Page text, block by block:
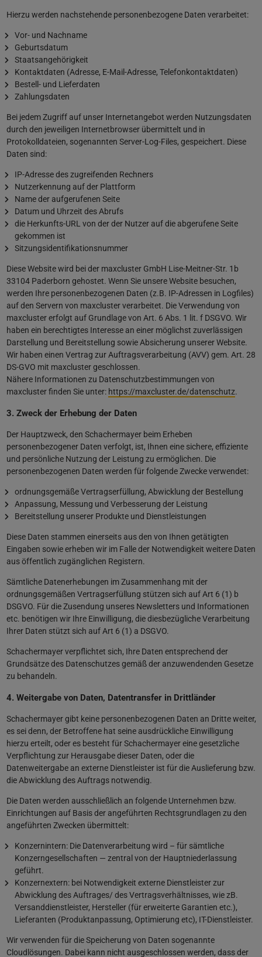
Hierzu werden nachstehende personenbezogene Daten verarbeitet:
Vor- und Nachname
Geburtsdatum
Staatsangehörigkeit
Kontaktdaten (Adresse, E-Mail-Adresse, Telefonkontaktdaten)
Bestell- und Lieferdaten
Zahlungsdaten
Bei jedem Zugriff auf unser Internetangebot werden Nutzungsdaten
durch den jeweiligen Internetbrowser übermittelt und in
Protokolldateien, sogenannten Server-Log-Files, gespeichert. Diese
Daten sind:
IP-Adresse des zugreifenden Rechners
Nutzerkennung auf der Plattform
Name der aufgerufenen Seite
Datum und Uhrzeit des Abrufs
die Herkunfts-URL von der der Nutzer auf die abgerufene Seite
gekommen ist
Sitzungsidentifikationsnummer
Diese Website wird bei der maxcluster GmbH Lise-Meitner-Str. 1b
33104 Paderborn gehostet. Wenn Sie unsere Website besuchen,
werden Ihre personenbezogenen Daten (z.B. IP-Adressen in Logfiles)
auf den Servern von maxcluster verarbeitet. Die Verwendung von
maxcluster erfolgt auf Grundlage von Art. 6 Abs. 1 lit. f DSGVO. Wir
haben ein berechtigtes Interesse an einer möglichst zuverlässigen
Darstellung und Bereitstellung sowie Absicherung unserer Website.
Wir haben einen Vertrag zur Auftragsverarbeitung (AVV) gem. Art. 28
DS-GVO mit maxcluster geschlossen.
Nähere Informationen zu Datenschutzbestimmungen von
maxcluster finden Sie unter: https://maxcluster.de/datenschutz.
3. Zweck der Erhebung der Daten
Der Hauptzweck, den Schachermayer beim Erheben
personenbezogener Daten verfolgt, ist, Ihnen eine sichere, effiziente
und persönliche Nutzung der Leistung zu ermöglichen. Die
personenbezogenen Daten werden für folgende Zwecke verwendet:
ordnungsgemäße Vertragserfüllung, Abwicklung der Bestellung
Anpassung, Messung und Verbesserung der Leistung
Bereitstellung unserer Produkte und Dienstleistungen
Diese Daten stammen einerseits aus den von Ihnen getätigten
Eingaben sowie erheben wir im Falle der Notwendigkeit weitere Daten
aus öffentlich zugänglichen Registern.
Sämtliche Datenerhebungen im Zusammenhang mit der
ordnungsgemäßen Vertragserfüllung stützen sich auf Art 6 (1) b
DSGVO. Für die Zusendung unseres Newsletters und Informationen
etc. benötigen wir Ihre Einwilligung, die diesbezügliche Verarbeitung
Ihrer Daten stützt sich auf Art 6 (1) a DSGVO.
Schachermayer verpflichtet sich, Ihre Daten entsprechend der
Grundsätze des Datenschutzes gemäß der anzuwendenden Gesetze
zu behandeln.
4. Weitergabe von Daten, Datentransfer in Drittländer
Schachermayer gibt keine personenbezogenen Daten an Dritte weiter,
es sei denn, der Betroffene hat seine ausdrückliche Einwilligung
hierzu erteilt, oder es besteht für Schachermayer eine gesetzliche
Verpflichtung zur Herausgabe dieser Daten, oder die
Datenweitergabe an externe Dienstleister ist für die Auslieferung bzw.
die Abwicklung des Auftrags notwendig.
Die Daten werden ausschließlich an folgende Unternehmen bzw.
Einrichtungen auf Basis der angeführten Rechtsgrundlagen zu den
angeführten Zwecken übermittelt:
Konzernintern: Die Datenverarbeitung wird – für sämtliche
Konzerngesellschaften — zentral von der Hauptniederlassung
geführt.
Konzernextern: bei Notwendigkeit externe Dienstleister zur
Abwicklung des Auftrages/ des Vertragsverhältnisses, wie zB.
Versanddienstleister, Hersteller (für erweiterte Garantien etc.),
Lieferanten (Produktanpassung, Optimierung etc), IT-Dienstleister.
Wir verwenden für die Speicherung von Daten sogenannte
Cloudlösungen. Dabei kann nicht ausgeschlossen werden, dass der